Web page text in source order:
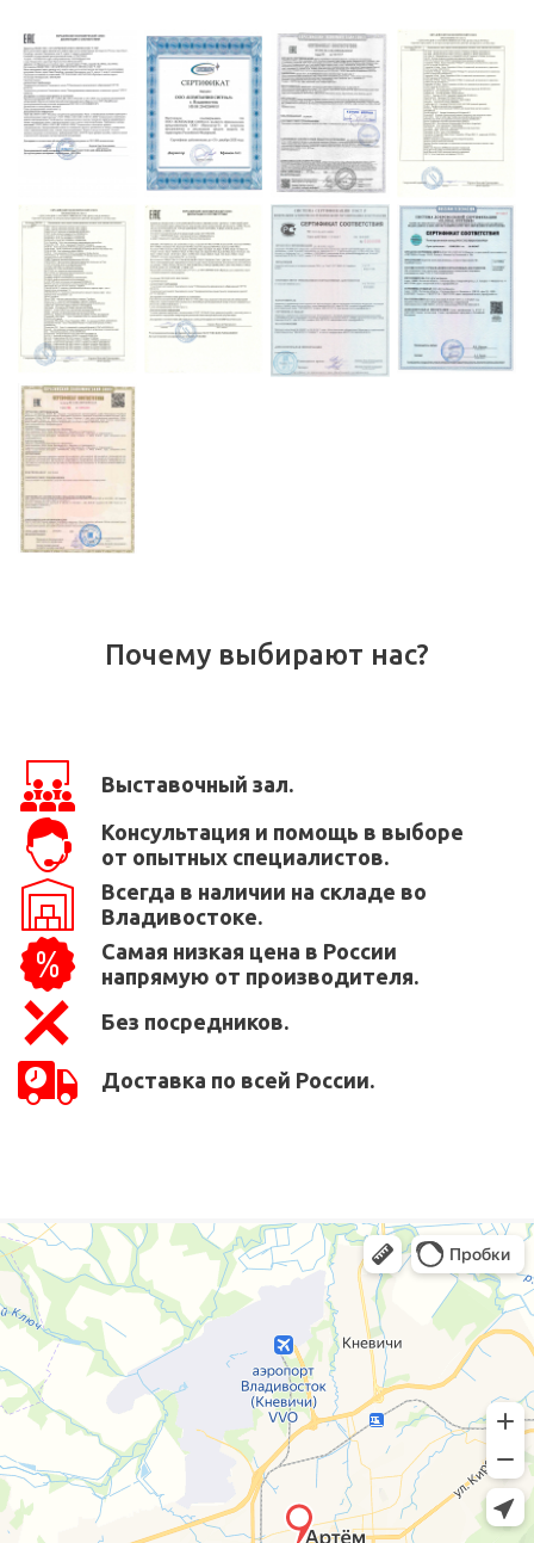
Почему выбирают нас?
Выставочный зал.
Консультация и помощь в выборе
от опытных специалистов.
Всегда в наличии на складе во
Владивостоке.
Самая низкая цена в России
напрямую от производителя.
Без посредников.
Доставка по всей России.